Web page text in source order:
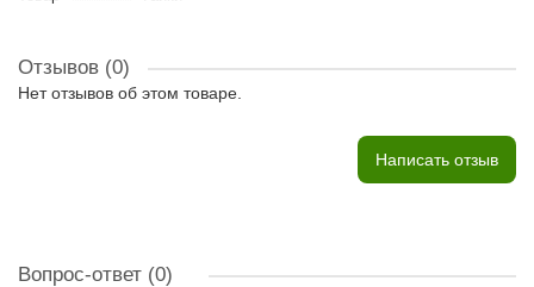
Отзывов (0)
Нет отзывов об этом товаре.
Написать отзыв
Вопрос-ответ (0)